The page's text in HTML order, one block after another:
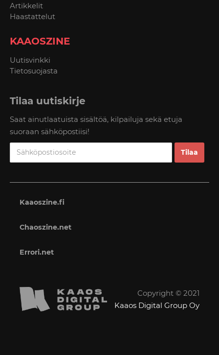
Artikkelit
Haastattelut
KAAOSZINE
Uutisvinkki
Tietosuojasta
Tilaa uutiskirje
Saat ainutlaatuista sisältöä, kilpailuja sekä etuja
suoraan sähköpostiisi!
Kaaoszine.fi
Chaoszine.net
Errori.net
Copyright © 2021
Kaaos Digital Group Oy